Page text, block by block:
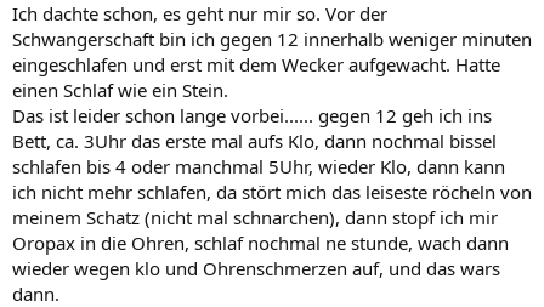
Ich dachte schon, es geht nur mir so. Vor der
Schwangerschaft bin ich gegen 12 innerhalb weniger minuten
eingeschlafen und erst mit dem Wecker aufgewacht. Hatte
einen Schlaf wie ein Stein.
Das ist leider schon lange vorbei...... gegen 12 geh ich ins
Bett, ca. 3Uhr das erste mal aufs Klo, dann nochmal bissel
schlafen bis 4 oder manchmal 5Uhr, wieder Klo, dann kann
ich nicht mehr schlafen, da stört mich das leiseste röcheln von
meinem Schatz (nicht mal schnarchen), dann stopf ich mir
Oropax in die Ohren, schlaf nochmal ne stunde, wach dann
wieder wegen klo und Ohrenschmerzen auf, und das wars
dann.